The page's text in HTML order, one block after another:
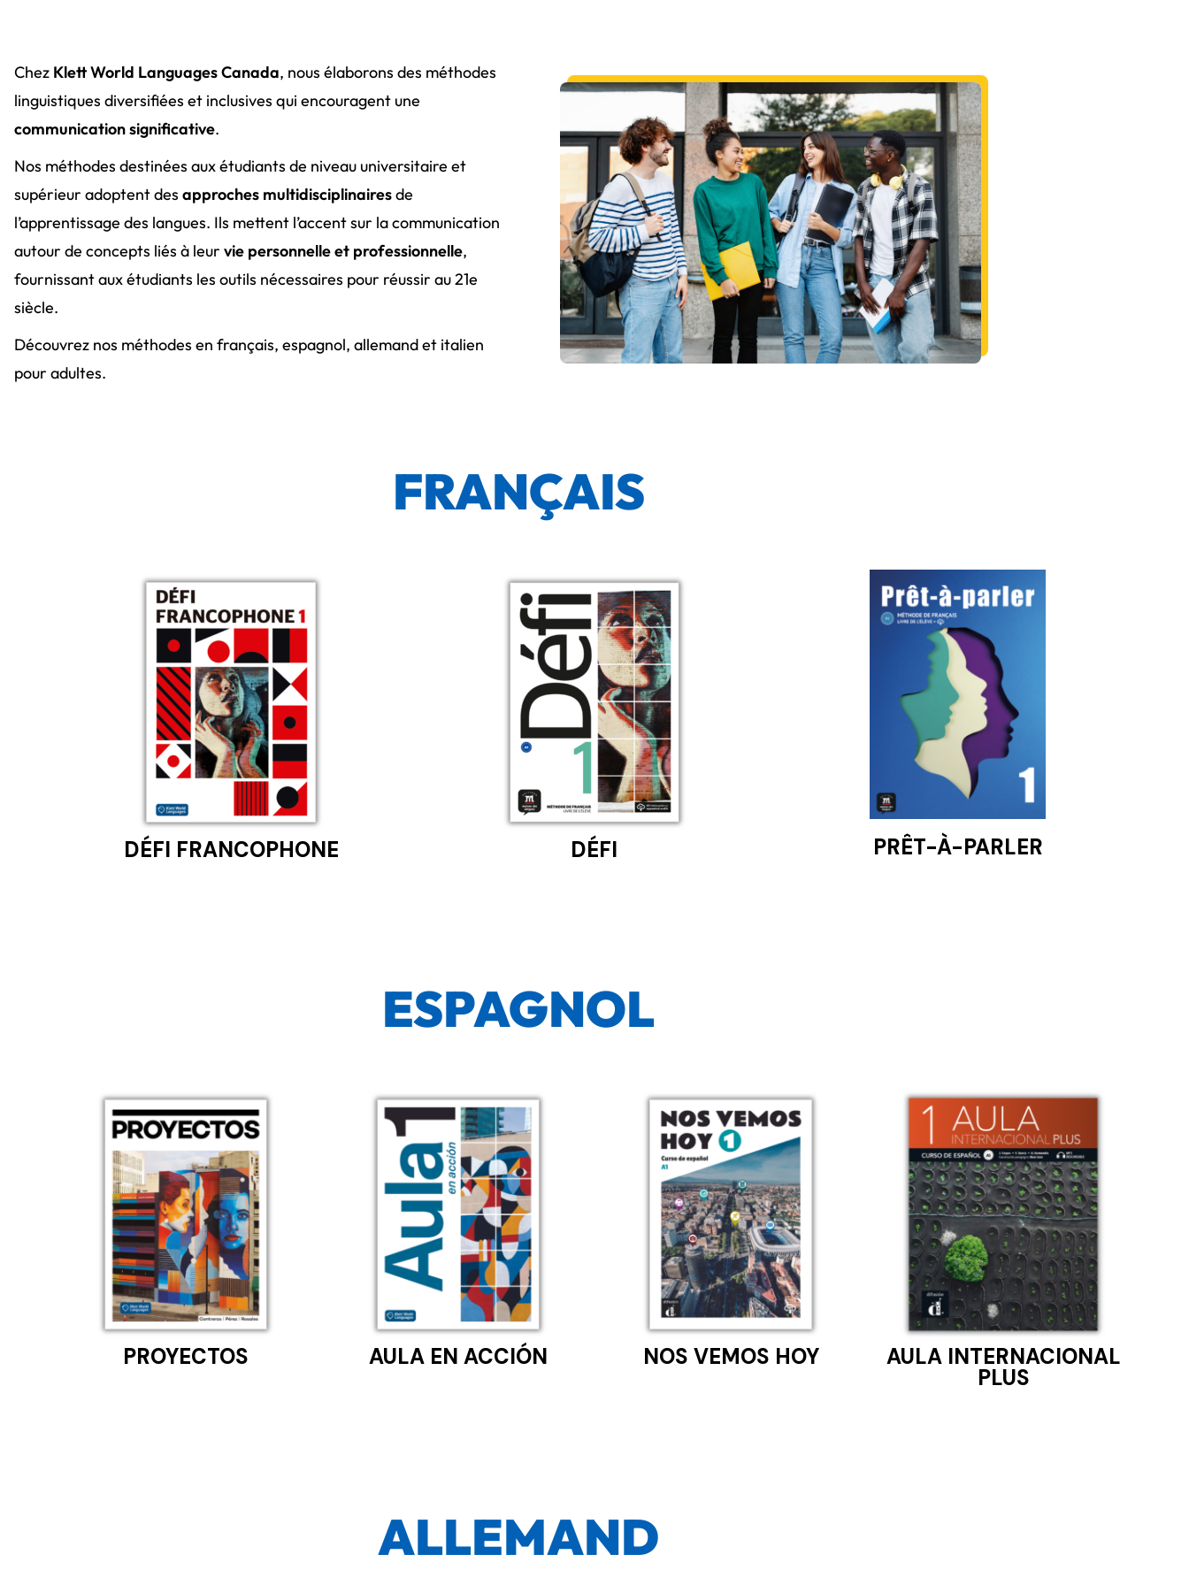
Chez Klett World Languages Canada, nous élaborons des méthodes
linguistiques diversifiées et inclusives qui encouragent une
communication significative.
Nos méthodes destinées aux étudiants de niveau universitaire et
supérieur adoptent des approches multidisciplinairesde
l’apprentissage des langues. Ils mettent l’accent sur la communication
autour de concepts liés à leur vie personnelle et professionnelle,
fournissant aux étudiants les outils nécessaires pour réussir au 21e
siècle.
Découvrez nos méthodes en français, espagnol, allemand et italien
pour adultes.
FRANÇAIS
DÉFI FRANCOPHONE DÉFI PRÊT-À-PARLER
ESPAGNOL
PROYECTOS AULA EN ACCIÓN NOS VEMOS HOY AULA INTERNACIONAL
PLUS
ALLEMAND